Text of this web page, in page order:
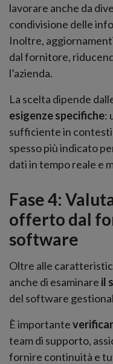
lavorare anche da
condivisione delle
Inoltre,
dal fornitore,
l’azienda.
La scelta dipende
esigenze specifiche:
sufficiente in
spesso più indicato
dati in tempo reale e
Fase 4:
offerto dal
software
Oltre alle
anche di esaminare il
del software
È importante
team di supporto,
fornire continuità e